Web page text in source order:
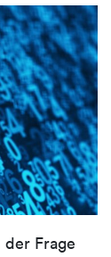
der Frage